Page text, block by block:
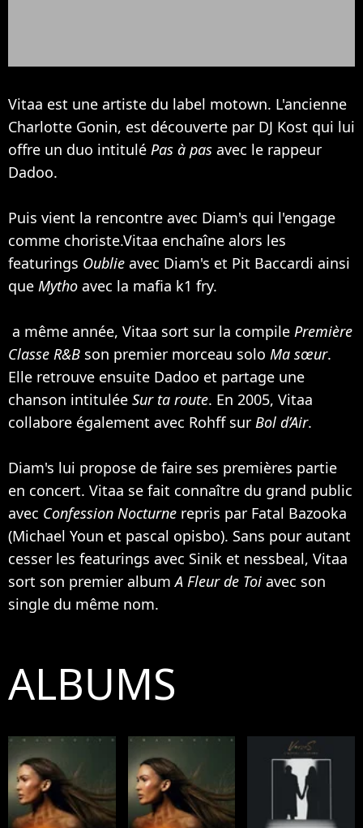
Vitaa est une artiste du label motown. L'ancienne
Charlotte Gonin, est découverte par DJ Kost qui lui
offre un duo intitulé Pas à pas avec le rappeur
Dadoo.
Puis vient la rencontre avec Diam's qui l'engage
comme choriste.Vitaa enchaîne alors les
featurings Oublie avec Diam's et Pit Baccardi ainsi
que Mytho avec la mafia k1 fry.
a même année, Vitaa sort sur la compile Première
Classe R&B son premier morceau solo Ma sœur.
Elle retrouve ensuite Dadoo et partage une
chanson intitulée Sur ta route. En 2005, Vitaa
collabore également avec Rohffsur Bol d’Air.
Diam's lui propose de faire ses premières partie
en concert. Vitaa se fait connaître du grand public
avec Confession Nocturne repris par Fatal Bazooka
(Michael Youn et pascal opisbo). Sans pour autant
cesser les featurings avec Sinik et nessbeal, Vitaa
sort son premier albumA Fleur de Toi avec son
single du même nom.
ALBUMS